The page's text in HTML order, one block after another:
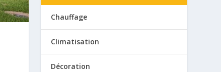
Chauffage
Climatisation
Décoration